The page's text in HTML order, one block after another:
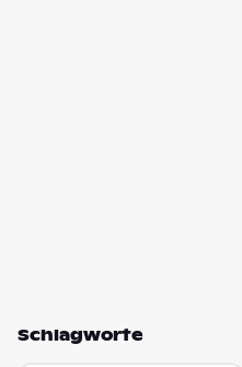
Schlagworte